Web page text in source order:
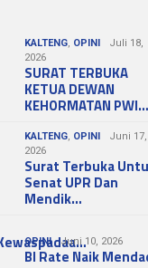
KALTENG, OPINI
Juli 18,
2026
SURAT TERBUKA
KETUA DEWAN
KEHORMATAN PWI…
KALTENG, OPINI
Juni 17,
2026
Surat Terbuka
Senat UPR Dan
Mendik…
OPINI Juni 10, 2026
BI Rate Naik